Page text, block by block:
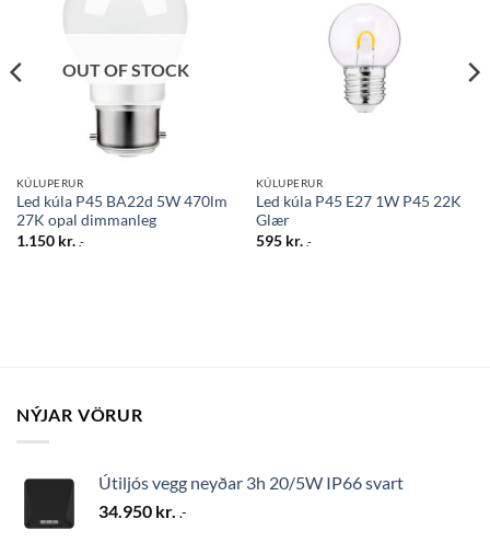
óskalista
OUT OF STOCK
KÚLUPERUR
Led kúla P45 BA22d 5W 470lm
27K opal dimmanleg
1.150 kr. .-
KÚLUPERUR
Led kúla P45 E27 1W P45 22K
Glær
595 kr. .-
NÝJAR VÖRUR
Útiljós vegg neyðar 3h 20/5W IP66 svart
34.950 kr. .-